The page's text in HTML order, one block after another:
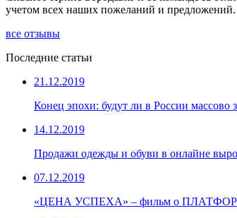
учетом всех наших пожеланий и
все отзывы
Последние статьи
21.12.2019
Конец эпохи: будут ли в России массово
14.12.2019
Продажи одежды и обуви в онлайне
07.12.2019
«ЦЕНА УСПЕХА» – фильм о